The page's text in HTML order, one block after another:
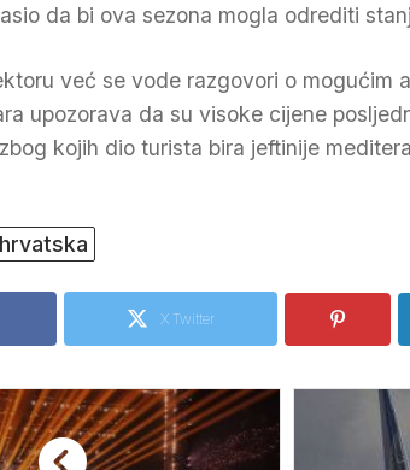
da bi ova sezona mogla odrediti
već se vode razgovori o mogućim
upozorava da su visoke cijene
kojih dio turista bira jeftinije
X Twitter